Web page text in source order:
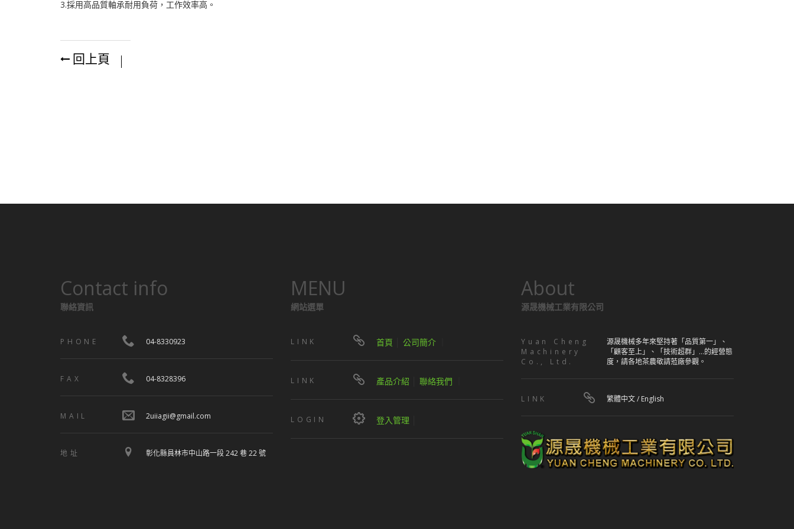
3.採用高品質軸承耐用負荷，工作效率高。
回上頁
Contact info
聯絡資訊
PHONE 04-8330923
FAX 04-8328396
MAIL 2uiiagii@gmail.com
地址 彰化縣員林市中山路一段 242 巷 22 號
MENU
網站選單
LINK 首頁 公司簡介
LINK 產品介紹 聯絡我們
LOGIN 登入管理
About
源晟機械工業有限公司
Yuan Cheng
Machinery
Co., Ltd.
源晟機械多年來堅持著「品質第一」、
「顧客至上」、「技術超群」...的經營態
度，請各地茶農敬請蒞廠參觀。
LINK 繁體中文/ English